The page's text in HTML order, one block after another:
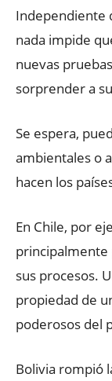
Independiente
nada impide
nuevas
sorprender a
Se espera,
ambientales o
hacen los
En Chile, por
principalmente
sus procesos.
propiedad de
poderosos del
Bolivia rompió